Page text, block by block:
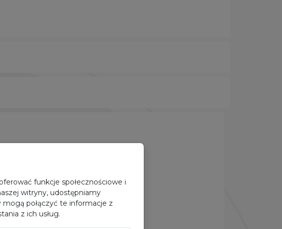
funkcje społecznościowe i
witryny, udostępniamy
połączyć te informacje z
z ich usług.